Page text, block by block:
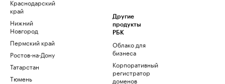
Краснодарский
край
Нижний
Новгород
Пермский край
Ростов-на-Дону
Татарстан
Тюмень
Другие
продукты
РБК
Облако для
бизнеса
Корпоративный
регистратор
доменов